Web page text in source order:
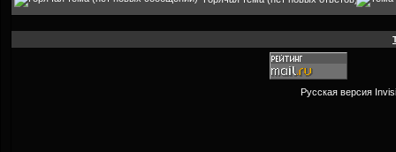
Русская версия